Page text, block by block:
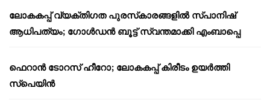
ലോകകപ്പ് വ്യക്തിഗത പുരസ്‌കാരങ്ങളിൽ സ്പാനിഷ്
ആധിപത്യം; ഗോൾഡൻ ബൂട്ട് സ്വന്തമാക്കി എംബാപ്പെ
ഫെറാൻ ടോറസ് ഹീറോ; ലോകകപ്പ് കിരീടം ഉയർത്തി
സ്പെയിൻ